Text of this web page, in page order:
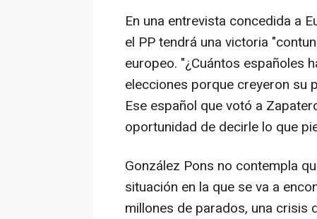
En una entrevista concedida a
el PP tendrá una victoria
europeo. "¿Cuántos españoles
elecciones porque creyeron su
Ese español que votó a
oportunidad de decirle lo que
González Pons no contempla
situación en la que se va a
millones de parados, una crisis